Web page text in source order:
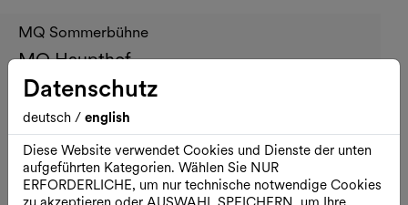
MQ Sommerbühne
MQ Haupthof
Datenschutz
deutsch / english
Diese Website verwendet Cookies und Dienste der unten
aufgeführten Kategorien. Wählen Sie NUR
ERFORDERLICHE, um nur technische notwendige Cookies